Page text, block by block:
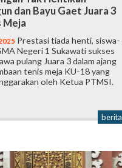
dan Bayu Gaet Juara 3
Meja
Prestasi tiada henti, siswa-
Negeri 1 Sukawati sukses
pulang Juara 3 dalam ajang
tenis meja KU-18 yang
oleh Ketua PTMSI.
berita